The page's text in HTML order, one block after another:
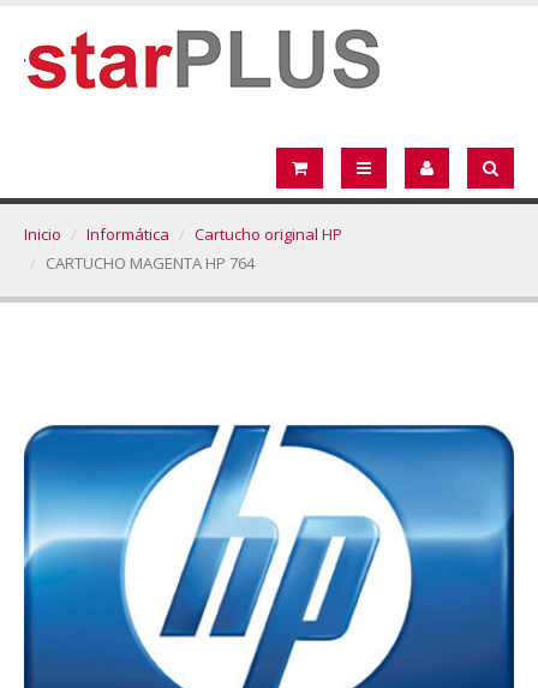
Inicio Informática
Cartucho original HP
CARTUCHO MAGENTA HP 764